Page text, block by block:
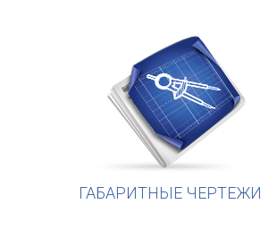
ГАБАРИТНЫЕ ЧЕРТЕЖИ